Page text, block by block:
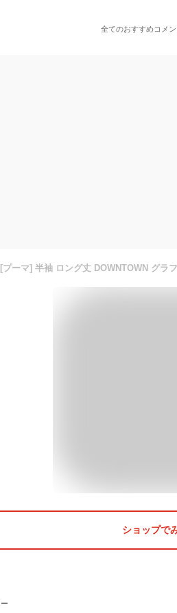
全てのおすすめコメン
ショップで